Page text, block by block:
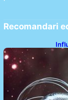
Recomandari